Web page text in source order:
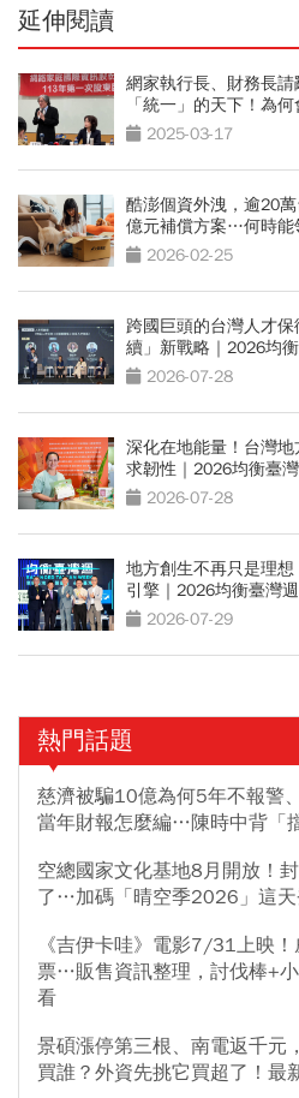
延伸閱讀
網家執行長、財務長
「統一」的天下！為
2025-03-17
酷澎個資外洩，逾20
億元補償方案…何時能
2026-02-25
跨國巨頭的台灣人才
續」新戰略｜2026均
2026-07-28
深化在地能量！台灣
求韌性｜2026均衡臺
2026-07-28
地方創生不再只是理
引擎｜2026均衡臺灣
2026-07-29
熱門話題
慈濟被騙10億為何5年不報警
當年財報怎麼編…陳時中背「
空總國家文化基地8月開放！
了…加碼「晴空季2026」這
《吉伊卡哇》電影7/31上映
票…販售資訊整理，討伐棒+
看
景碩漲停第三根、南電返千元
買誰？外資先挑它買超了！最